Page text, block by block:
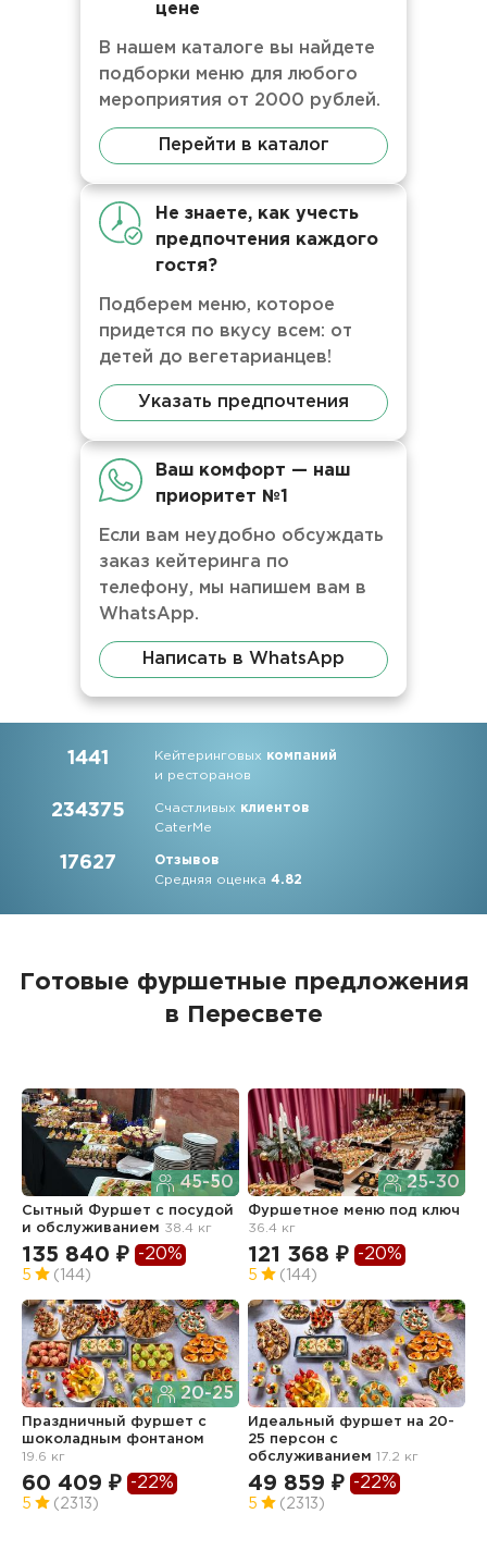
цене
В нашем каталоге вы найдете
подборки меню для любого
мероприятия от 2000 рублей.
Перейти в каталог
Не знаете, как учесть
предпочтения каждого
гостя?
Подберем меню, которое
придется по вкусу всем: от
детей до вегетарианцев!
Указать предпочтения
Ваш комфорт — наш
приоритет №1
Если вам неудобно обсуждать
заказ кейтеринга по
телефону, мы напишем вам в
WhatsApp.
Написать в WhatsApp
1441 Кейтеринговых компаний
и ресторанов
234375 Счастливых клиентов
CaterMe
17627
Отзывов
Средняя оценка4.82
Готовые фуршетные предложения
в Пересвете
45-50
Сытный Фуршет с посудой
и обслуживанием 38.4 кг
135 840 ₽ -20%
5 (144)
25-30
Фуршетное меню под ключ
36.4 кг
121 368 ₽ -20%
5 (144)
20-25
Праздничный фуршет с
шоколадным фонтаном
19.6 кг
60 409 ₽ -22%
5 (2313)
Идеальный фуршет на 20-
25 персон с
обслуживанием17.2 кг
49 859 ₽ -22%
5 (2313)